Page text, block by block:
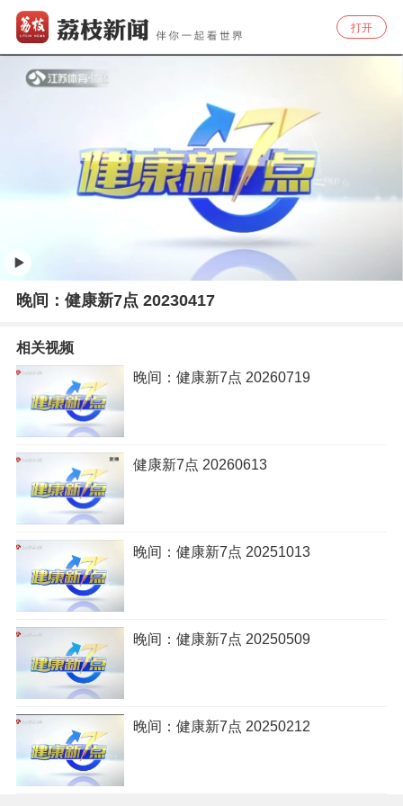
打开
晚间：健康新7点 20230417
相关视频
晚间：健康新7点 20260719
健康新7点 20260613
晚间：健康新7点 20251013
晚间：健康新7点 20250509
晚间：健康新7点 20250212